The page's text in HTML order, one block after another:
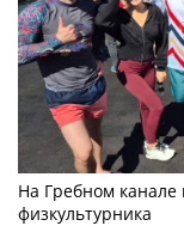
На Гребном
физкультурника